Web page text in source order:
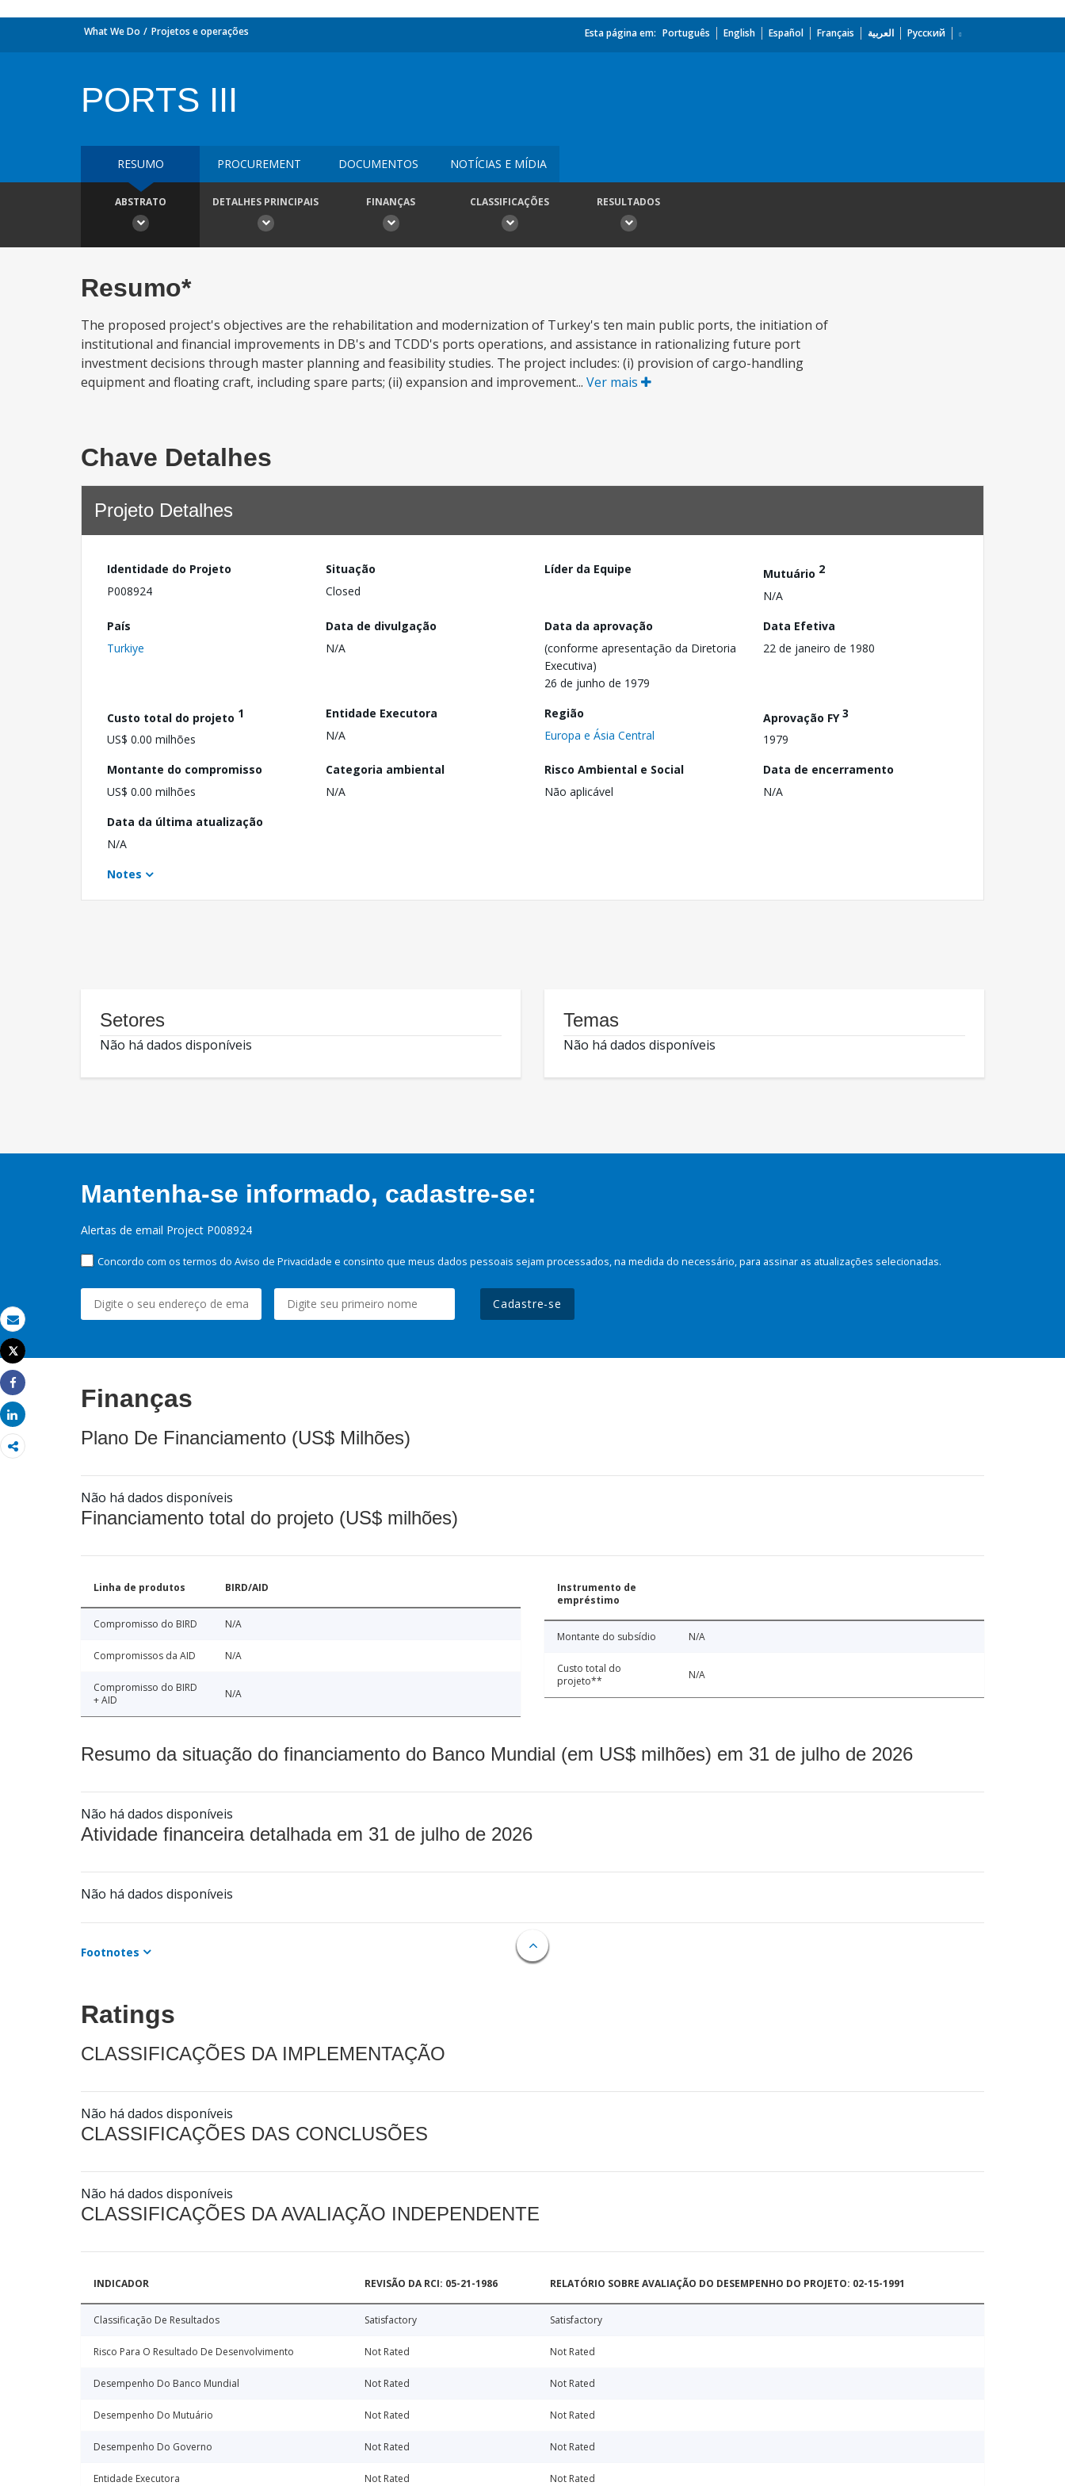
Email
Imprimir
Tweet
Share
Share
What We Do Projetos e operações Esta página em: Português English Español Français العربية Русский
PORTS III
RESUMO PROCUREMENT DOCUMENTOS NOTÍCIAS E MÍDIA
ABSTRATO DETALHES PRINCIPAIS FINANÇAS CLASSIFICAÇÕES RESULTADOS
Resumo*
The proposed project's objectives are the rehabilitation and modernization of Turkey's ten main public ports, the initiation of
institutional and financial improvements in DB's and TCDD's ports operations, and assistance in rationalizing future port
investment decisions through master planning and feasibility studies. The project includes: (i) provision of cargo-handling
equipment and floating craft, including spare parts; (ii) expansion and improvement... Ver mais
Chave Detalhes
Projeto Detalhes
Identidade do Projeto
P008924
Situação
Closed
Líder da Equipe Mutuário 2
N/A
País
Turkiye
Data de divulgação
N/A
Data da aprovação
(conforme apresentação da Diretoria
Executiva)
26 de junho de 1979
Data Efetiva
22 de janeiro de 1980
Custo total do projeto 1
US$ 0.00 milhões
Entidade Executora
N/A
Região
Europa e Ásia Central
Aprovação FY3
1979
Montante do compromisso
US$ 0.00 milhões
Categoria ambiental
N/A
Risco Ambiental e Social
Não aplicável
Data de encerramento
N/A
Data da última atualização
N/A
Notes
Setores
Não há dados disponíveis
Temas
Não há dados disponíveis
Mantenha-se informado, cadastre-se:
Alertas de email Project P008924
Concordo com os termos do Aviso de Privacidade e consinto que meus dados pessoais sejam processados, na medida do necessário, para assinar as atualizações selecionadas.
Cadastre-se
Finanças
Plano De Financiamento (US$ Milhões)
Não há dados disponíveis
Financiamento total do projeto (US$ milhões)
Linha de produtos BIRD/AID
Compromisso do BIRD N/A
Compromissos da AID N/A
Compromisso do BIRD
+ AID
N/A
Instrumento de
empréstimo
Montante do subsídio N/A
Custo total do
projeto**
N/A
Resumo da situação do financiamento do Banco Mundial (em US$ milhões) em 31 de julho de 2026
Não há dados disponíveis
Atividade financeira detalhada em 31 de julho de 2026
Não há dados disponíveis
Footnotes
Ratings
CLASSIFICAÇÕES DA IMPLEMENTAÇÃO
Não há dados disponíveis
CLASSIFICAÇÕES DAS CONCLUSÕES
Não há dados disponíveis
CLASSIFICAÇÕES DA AVALIAÇÃO INDEPENDENTE
INDICADOR REVISÃO DA RCI: 05-21-1986 RELATÓRIO SOBRE AVALIAÇÃO DO DESEMPENHO DO PROJETO: 02-15-1991
Classificação De Resultados Satisfactory Satisfactory
Risco Para O Resultado De Desenvolvimento Not Rated Not Rated
Desempenho Do Banco Mundial Not Rated Not Rated
Desempenho Do Mutuário Not Rated Not Rated
Desempenho Do Governo Not Rated Not Rated
Entidade Executora Not Rated Not Rated